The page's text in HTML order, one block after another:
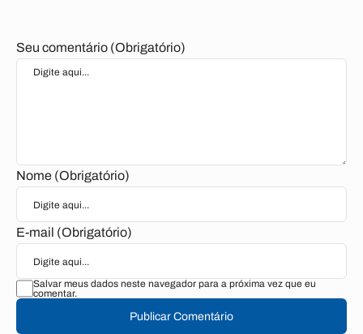
Seu comentário (Obrigatório)
Nome (Obrigatório)
E-mail (Obrigatório)
Salvar meus dados neste navegador para a próxima vez que eu
comentar.
Publicar Comentário